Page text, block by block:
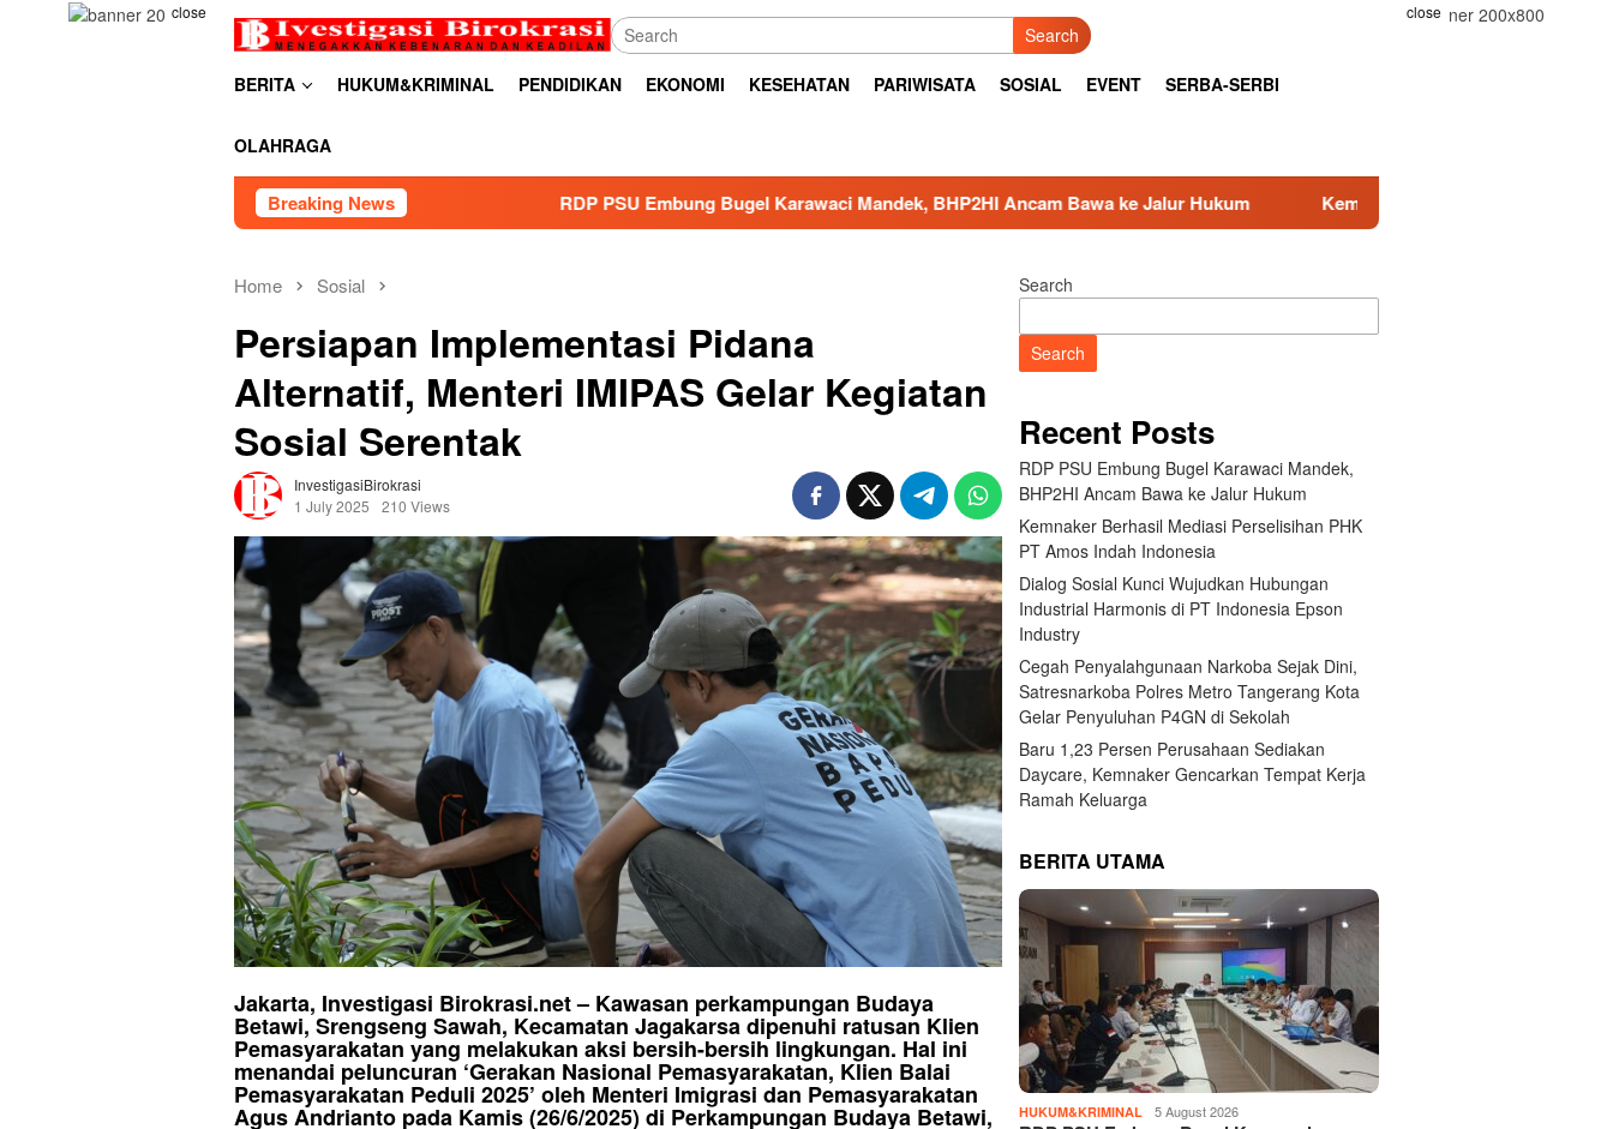
close close
Search
BERITA HUKUM&KRIMINAL PENDIDIKAN EKONOMI KESEHATAN PARIWISATA SOSIAL EVENT SERBA-SERBI
OLAHRAGA
Breaking NewsRDP PSU Embung Bugel Karawaci Mandek, BHP2HI Ancam Bawa ke Jalur Hukum Kemnaker Berhasil Mediasi Perselisihan PHK PT Amos
Home Sosial
Persiapan Implementasi Pidana
Alternatif, Menteri IMIPAS Gelar Kegiatan
Sosial Serentak
InvestigasiBirokrasi
1 July 2025
210 Views
Jakarta, Investigasi Birokrasi.net – Kawasan perkampungan Budaya
Betawi, Srengseng Sawah, Kecamatan Jagakarsa dipenuhi ratusan Klien
Pemasyarakatan yang melakukan aksi bersih-bersih lingkungan. Hal ini
menandai peluncuran ‘Gerakan Nasional Pemasyarakatan, Klien Balai
Pemasyarakatan Peduli 2025’ oleh Menteri Imigrasi dan Pemasyarakatan
Agus Andrianto pada Kamis (26/6/2025) di Perkampungan Budaya Betawi,
Search
Search
Recent Posts
RDP PSU Embung Bugel Karawaci Mandek,
BHP2HI Ancam Bawa ke Jalur Hukum
Kemnaker Berhasil Mediasi Perselisihan PHK
PT Amos Indah Indonesia
Dialog Sosial Kunci Wujudkan Hubungan
Industrial Harmonis di PT Indonesia Epson
Industry
Cegah Penyalahgunaan Narkoba Sejak Dini,
Satresnarkoba Polres Metro Tangerang Kota
Gelar Penyuluhan P4GN di Sekolah
Baru 1,23 Persen Perusahaan Sediakan
Daycare, Kemnaker Gencarkan Tempat Kerja
Ramah Keluarga
BERITA UTAMA
HUKUM&KRIMINAL 5 August 2026